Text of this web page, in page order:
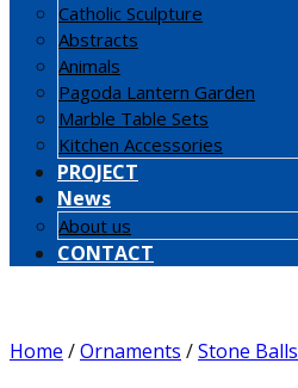
Catholic Sculpture
Abstracts
Animals
Pagoda Lantern Garden
Marble Table Sets
Kitchen Accessories
PROJECT
News
About us
CONTACT
Home /Ornaments /Stone Balls